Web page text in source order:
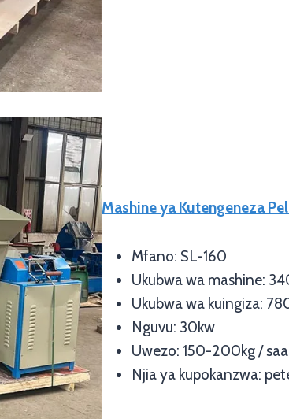
Mashine ya Kutengeneza
Mfano: SL-160
Ukubwa wa mashine:
Ukubwa wa kuingiza:
Nguvu: 30kw
Uwezo: 150-200kg / saa
Njia ya kupokanzwa: